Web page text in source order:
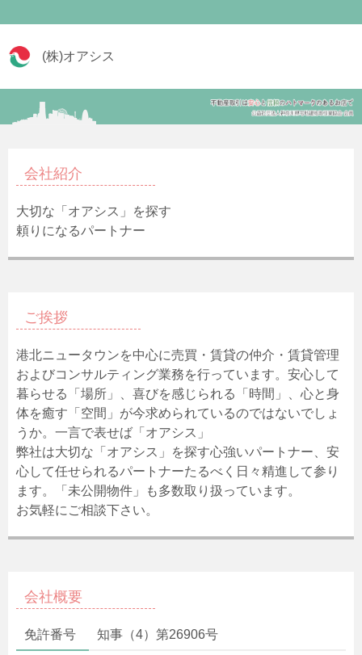
(株)オアシス
会社紹介
大切な「オアシス」を探す
頼りになるパートナー
ご挨拶
港北ニュータウンを中心に売買・賃貸の仲介・賃貸管理
およびコンサルティング業務を行っています。安心して
暮らせる「場所」、喜びを感じられる「時間」、心と身
体を癒す「空間」が今求められているのではないでしょ
うか。一言で表せば「オアシス」
弊社は大切な「オアシス」を探す心強いパートナー、安
心して任せられるパートナーたるべく日々精進して参り
ます。「未公開物件」も多数取り扱っています。
お気軽にご相談下さい。
会社概要
免許番号 知事（4）第26906号